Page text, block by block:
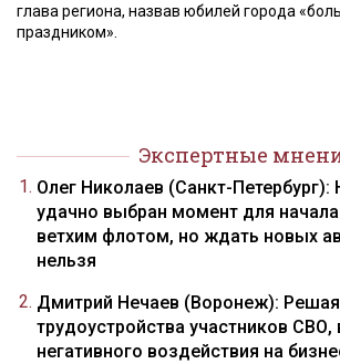
глава региона, назвав юбилей города
праздником».
Экспертные
Олег Николаев (Санкт-
удачно выбран момент для
ветхим флотом, но ждать новых
нельзя
Дмитрий Нечаев (Воронеж):
трудоустройства участников
негативного воздействия на